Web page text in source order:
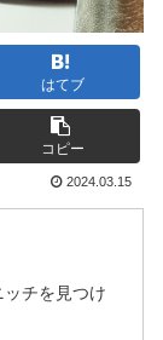
はてブ
コピー
2024.03.15
チを見つけ